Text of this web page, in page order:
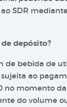
SDR
depósito?
de bebida de
ao
no momento
do volume